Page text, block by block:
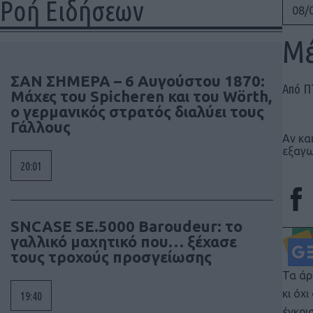
Ροή Ειδήσεων
ΣΑΝ ΣΗΜΕΡΑ – 6 Αυγούστου 1870:
Μάχες του Spicheren και του Wörth,
ο γερμανικός στρατός διαλύει τους
Γάλλους
20:01
SNCASE SE.5000 Baroudeur: το
γαλλικό μαχητικό που… ξέχασε
τους τροχούς προσγείωσης
19:40
08/
Από
Αν
Τα
κι